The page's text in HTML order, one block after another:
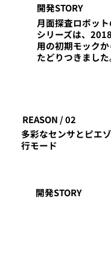
月面探査ロボッ
シリーズは、
用の初期モック
たどりつきました
開発STORY
REASON / 02
多彩なセンサとピエ
行モード
開発STORY